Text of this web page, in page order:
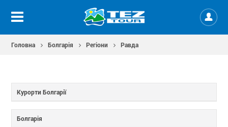
Головна Болгарія Регіони Равда
Курорти Болгарії
Болгарія